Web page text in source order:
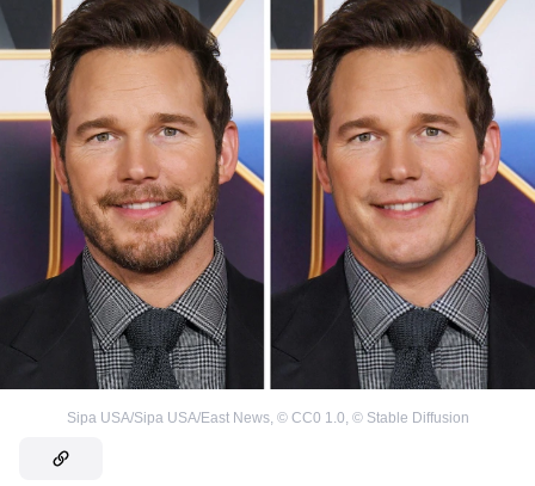
Sipa USA/Sipa USA/East News, © CC0 1.0 © Stable Diffusion